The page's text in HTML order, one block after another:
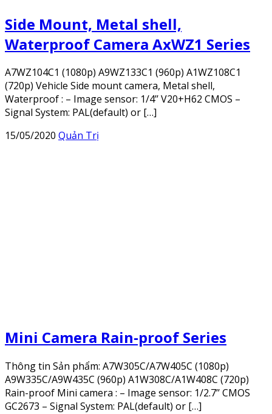
Side Mount, Metal shell,
Waterproof Camera AxWZ1 Series
A7WZ104C1 (1080p) A9WZ133C1 (960p) A1WZ108C1
(720p) Vehicle Side mount camera, Metal shell,
Waterproof : – Image sensor: 1/4’’ V20+H62 CMOS –
Signal System: PAL(default) or […]
15/05/2020 Quản Trị
Mini Camera Rain-proof Series
Thông tin Sản phẩm: A7W305C/A7W405C (1080p)
A9W335C/A9W435C (960p) A1W308C/A1W408C (720p)
Rain-proof Mini camera : – Image sensor: 1/2.7’’ CMOS
GC2673 – Signal System: PAL(default) or […]